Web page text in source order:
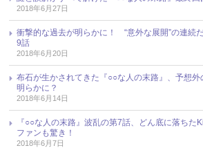
2018年6月27日
衝撃的な過去が明らかに！ “意外な展開”の連続
9話
2018年6月20日
布石が生かされてきた『○○な人の末路』、予想
明らかに？
2018年6月14日
『○○な人の末路』波乱の第7話、どん底に落ちた
ファンも驚き！
2018年6月7日